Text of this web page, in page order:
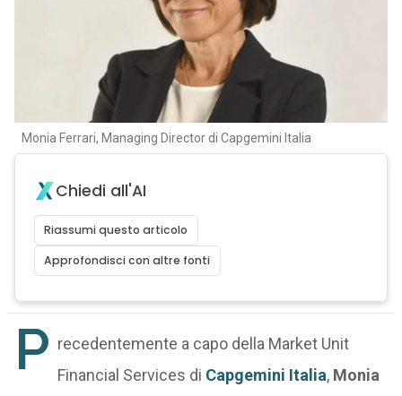
Monia Ferrari, Managing Director di Capgemini Italia
Chiedi all'AI
Riassumi questo articolo
Approfondisci con altre fonti
P recedentemente a capo della Market Unit
Financial Services di Capgemini Italia, Monia